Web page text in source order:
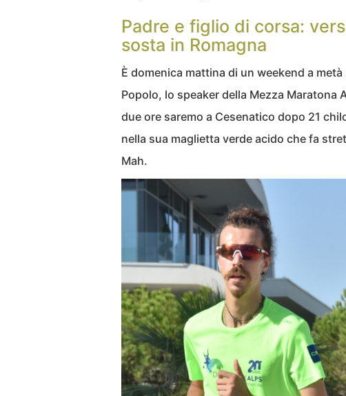
Padre e figlio di corsa:
sosta in Romagna
È domenica mattina di un weekend a
Popolo, lo speaker della Mezza Maratona
due ore saremo a Cesenatico dopo 21
nella sua maglietta verde acido che fa
Mah.